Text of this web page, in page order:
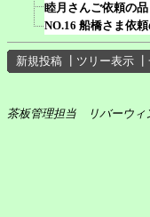
睦月さんご依頼の品
NO.16 船橋さま依
新規投稿 ツリー表示
茶板管理担当 リバーウィ